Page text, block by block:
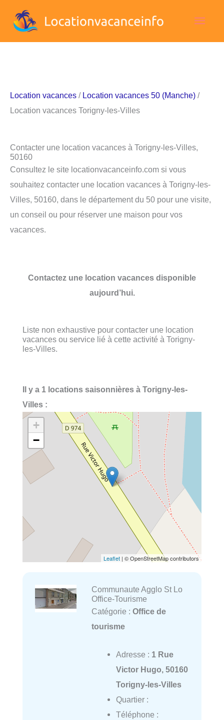
Location vacances / Location vacances 50 (Manche) /
Location vacances Torigny-les-Villes
Contacter une location vacances à Torigny-les-Villes,
50160
Consultez le site locationvacanceinfo.com si vous
souhaitez contacter une location vacances à Torigny-les-
Villes, 50160, dans le département du 50 pour une visite,
un conseil ou pour réserver une maison pour vos
vacances.
Contactez une location vacances disponible
aujourd’hui.
Liste non exhaustive pour contacter une location
vacances ou service lié à cette activité à Torigny-
les-Villes.
Il y a 1 locations saisonnières à Torigny-les-
Villes :
+
−
Leaflet | © OpenStreetMap contributors
Communaute Agglo St Lo
Office-Tourisme
Catégorie : Office de
tourisme
Adresse : 1 Rue
Victor Hugo, 50160
Torigny-les-Villes
Quartier :
Téléphone :